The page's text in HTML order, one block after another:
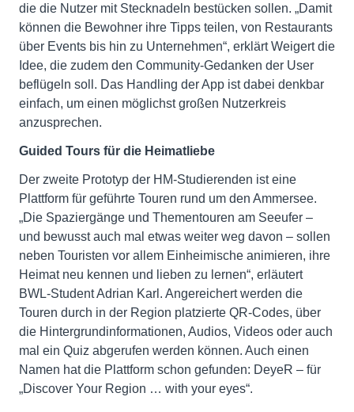
die die Nutzer mit Stecknadeln bestücken sollen. „Damit
können die Bewohner ihre Tipps teilen, von Restaurants
über Events bis hin zu Unternehmen“, erklärt Weigert die
Idee, die zudem den Community-Gedanken der User
beflügeln soll. Das Handling der App ist dabei denkbar
einfach, um einen möglichst großen Nutzerkreis
anzusprechen.
Guided Tours für die Heimatliebe
Der zweite Prototyp der HM-Studierenden ist eine
Plattform für geführte Touren rund um den Ammersee.
„Die Spaziergänge und Thementouren am Seeufer –
und bewusst auch mal etwas weiter weg davon – sollen
neben Touristen vor allem Einheimische animieren, ihre
Heimat neu kennen und lieben zu lernen“, erläutert
BWL-Student Adrian Karl. Angereichert werden die
Touren durch in der Region platzierte QR-Codes, über
die Hintergrundinformationen, Audios, Videos oder auch
mal ein Quiz abgerufen werden können. Auch einen
Namen hat die Plattform schon gefunden: DeyeR – für
„Discover Your Region … with your eyes“.